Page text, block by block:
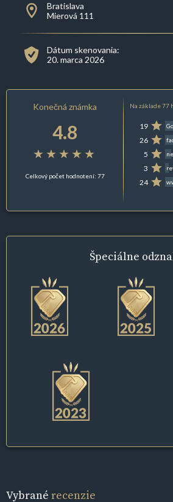
Bratislava
Mierová 111
Dátum skenovania:
20. marca 2026
Konečná známka
4.8
Celkový počet hodnotení: 77
Na základe 77
19
26
5
3
24
Špeciálne
Vybrané recenzie